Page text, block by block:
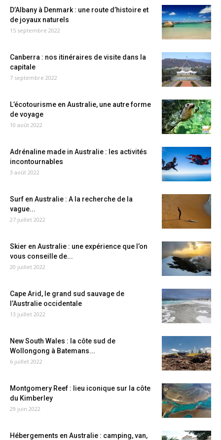
D’Albany à Denmark : une route d’histoire et
de joyaux naturels
15 septembre 2022
Canberra : nos itinéraires de visite dans la
capitale
7 septembre 2022
L’écotourisme en Australie, une autre forme
de voyage
10 août 2022
Adrénaline made in Australie : les activités
incontournables
3 août 2022
Surf en Australie : A la recherche de la
vague...
27 juillet 2022
Skier en Australie : une expérience que l’on
vous conseille de...
20 juillet 2022
Cape Arid, le grand sud sauvage de
l’Australie occidentale
13 juillet 2022
New South Wales : la côte sud de
Wollongong à Batemans...
6 juillet 2022
Montgomery Reef : lieu iconique sur la côte
du Kimberley
29 juin 2022
Hébergements en Australie : camping, van,